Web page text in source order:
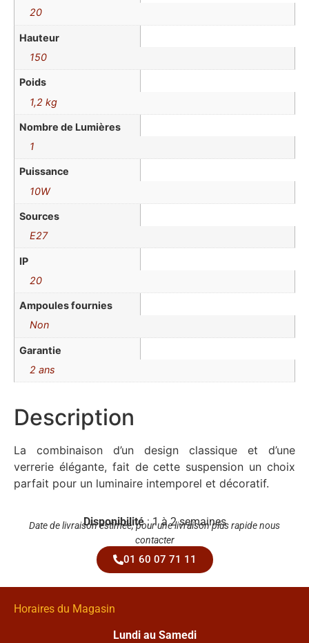
20
Hauteur
150
Poids
1,2 kg
Nombre de Lumières
1
Puissance
10W
Sources
E27
IP
20
Ampoules fournies
Non
Garantie
2 ans
Description
La combinaison d’un design classique et d’une
verrerie élégante, fait de cette suspension un choix
parfait pour un luminaire intemporel et décoratif.
Disponibilité: 1 à 2 semaines
Date de livraison estimée, pour une livraison plus rapide nous
contacter
01 60 07 71 11
Horaires du Magasin
Lundi au Samedi